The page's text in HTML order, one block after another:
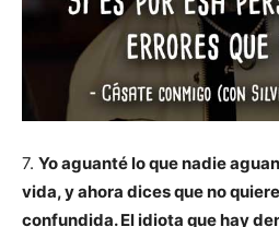
7. Yo aguanté lo que nadie
vida, y ahora dices que no
confundida. El idiota que hay